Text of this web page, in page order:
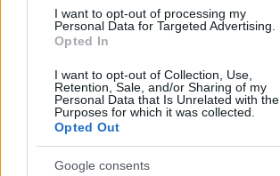
I want to opt-out of processing my
Personal Data for Targeted Advertising.
Opted In
I want to opt-out of Collection, Use,
Retention, Sale, and/or Sharing of my
Personal Data that Is Unrelated with the
Purposes for which it was collected.
Opted Out
Google consents